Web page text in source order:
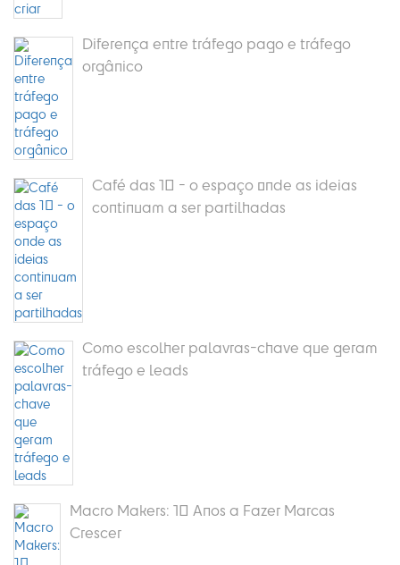
Diferença entre tráfego pago e tráfego
orgânico
Café das 10 - o espaço onde as ideias
continuam a ser partilhadas
Como escolher palavras-chave que geram
tráfego e leads
Macro Makers: 10 Anos a Fazer Marcas
Crescer